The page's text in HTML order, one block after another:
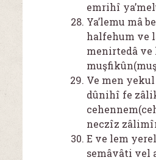
emrihî
Ya’lemu mâ
halfehum ve
menirtedâ
Ve men
dûnihî fe
neczîz
E ve lem
semâvâti vel